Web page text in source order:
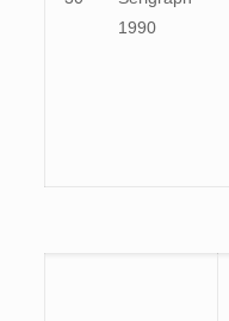
1990